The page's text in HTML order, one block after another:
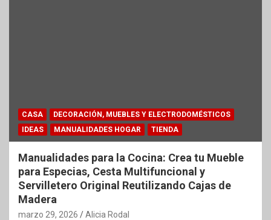
CASA
DECORACIÓN, MUEBLES Y ELECTRODOMÉSTICOS
IDEAS
MANUALIDADES HOGAR TIENDA
Manualidades para la Cocina: Crea tu Mueble
para Especias, Cesta Multifuncional y
Servilletero Original Reutilizando Cajas de
Madera
marzo 29, 2026 Alicia Rodal